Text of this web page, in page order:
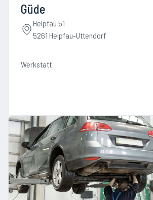
Güde
Helpfau 51
5261 Helpfau-Uttendorf
Werkstatt